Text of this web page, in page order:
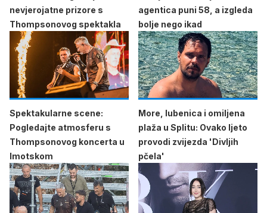
nevjerojatne prizore s
Thompsonovog spektakla
agentica puni 58, a izgleda
bolje nego ikad
Spektakularne scene:
Pogledajte atmosferu s
Thompsonovog koncerta u
Imotskom
More, lubenica i omiljena
plaža u Splitu: Ovako ljeto
provodi zvijezda 'Divljih
pčela'